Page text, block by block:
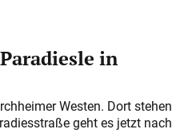
in
Westen. Dort stehen
geht es jetzt nach